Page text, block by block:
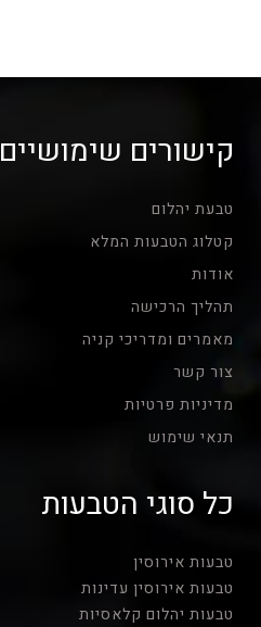
קישורים שימושיים
טבעת יהלום
קטלוג הטבעות המלא
אודות
תהליך הרכישה
מאמרים ומדריכי קניה
צור קשר
מדיניות פרטיות
תנאי שימוש
כל סוגי הטבעות
טבעות אירוסין
טבעות אירוסין עדינות
טבעות יהלום קלאסיות